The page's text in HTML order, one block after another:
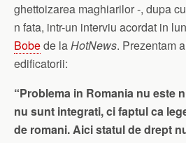
ghettoizarea maghiarilor -, dupa
n fata, intr-un interviu acordat in
Bobede laHotNews. Prezentam
edificatorii:
“Problema in Romania nu este
nu sunt integrati, ci faptul ca
de romani. Aici statul de drept